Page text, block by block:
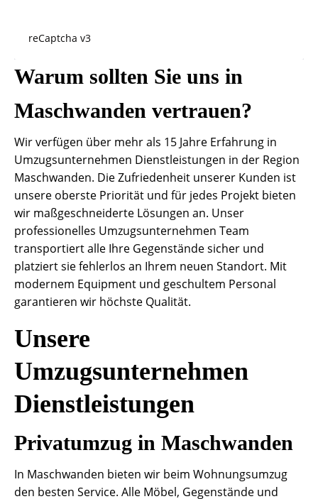
reCaptcha v3
Warum sollten Sie uns in
Maschwanden vertrauen?
Wir verfügen über mehr als 15 Jahre Erfahrung in
Umzugsunternehmen Dienstleistungen in der Region
Maschwanden. Die Zufriedenheit unserer Kunden ist
unsere oberste Priorität und für jedes Projekt bieten
wir maßgeschneiderte Lösungen an. Unser
professionelles Umzugsunternehmen Team
transportiert alle Ihre Gegenstände sicher und
platziert sie fehlerlos an Ihrem neuen Standort. Mit
modernem Equipment und geschultem Personal
garantieren wir höchste Qualität.
Unsere
Umzugsunternehmen
Dienstleistungen
Privatumzug in Maschwanden
In Maschwanden bieten wir beim Wohnungsumzug
den besten Service. Alle Möbel, Gegenstände und